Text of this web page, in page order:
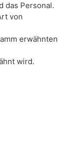
das Personal.
von
erwähnten
wird.